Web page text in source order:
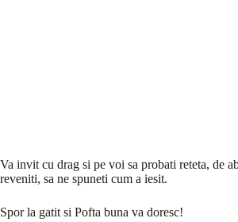
Va invit cu drag si pe voi sa probati reteta, de
reveniti, sa ne spuneti cum a iesit.
Spor la gatit si Pofta buna va doresc!